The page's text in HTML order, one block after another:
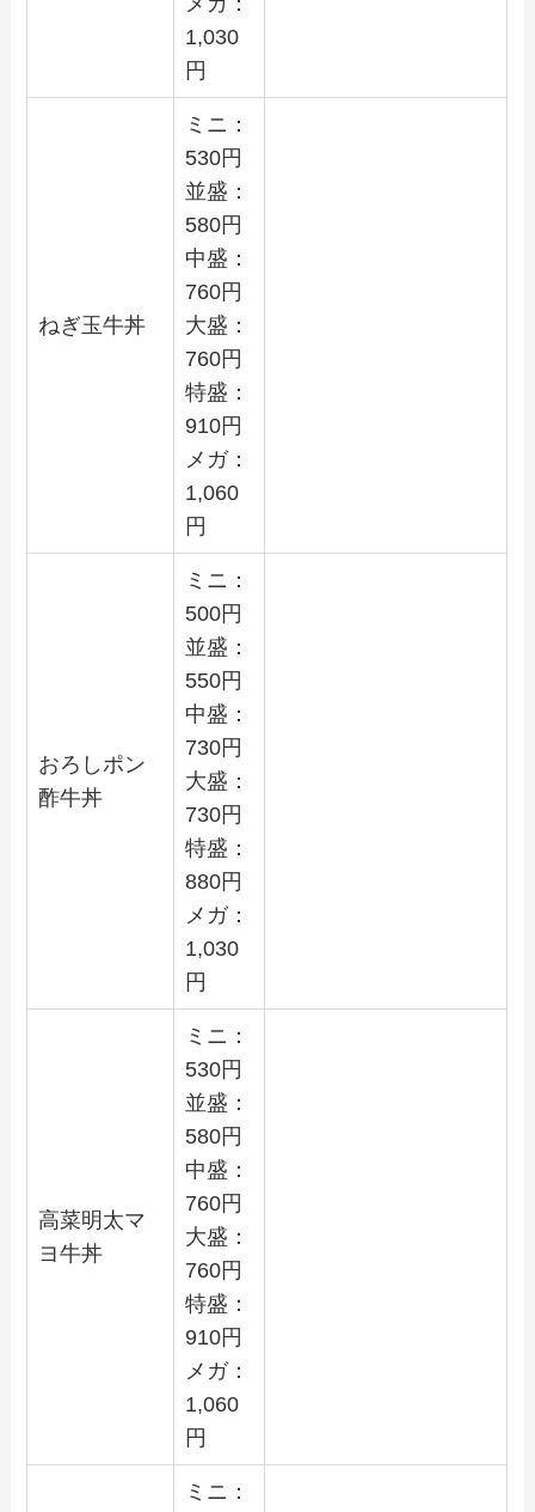
1,030
円
ねぎ玉牛丼
ミニ：
530円
並盛：
580円
中盛：
760円
大盛：
760円
特盛：
910円
メガ：
1,060
円
おろしポン
酢牛丼
ミニ：
500円
並盛：
550円
中盛：
730円
大盛：
730円
特盛：
880円
メガ：
1,030
円
高菜明太マ
ヨ牛丼
ミニ：
530円
並盛：
580円
中盛：
760円
大盛：
760円
特盛：
910円
メガ：
1,060
円
ミニ：